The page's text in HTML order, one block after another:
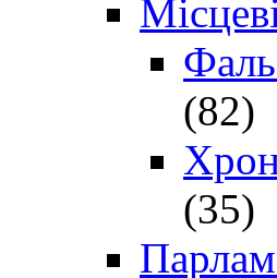
(82)
(35)